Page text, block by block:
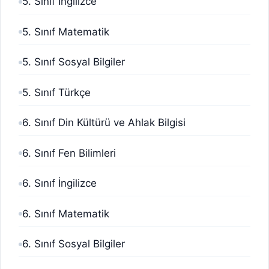
5. Sınıf Matematik
5. Sınıf Sosyal Bilgiler
5. Sınıf Türkçe
6. Sınıf Din Kültürü ve Ahlak Bilgisi
6. Sınıf Fen Bilimleri
6. Sınıf İngilizce
6. Sınıf Matematik
6. Sınıf Sosyal Bilgiler